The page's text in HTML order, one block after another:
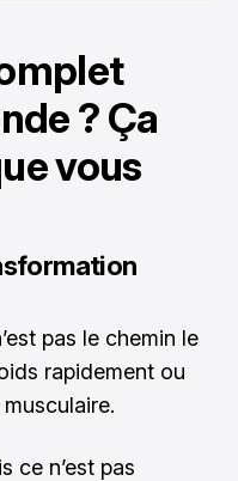
? Ça
vous
pas le chemin le
rapidement ou
ce n’est pas